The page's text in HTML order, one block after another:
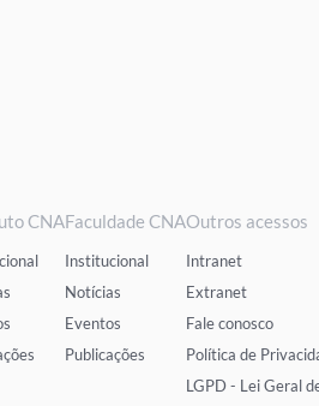
CNAFaculdade CNA
Institucional
Notícias
Eventos
Publicações
Outros acessos
Intranet
Extranet
Fale conosco
Política de
LGPD - Lei Geral